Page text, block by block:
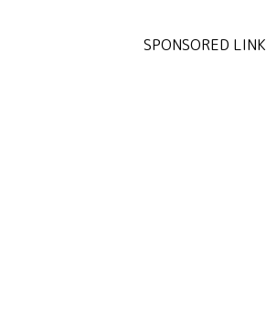
SPONSORED LINK